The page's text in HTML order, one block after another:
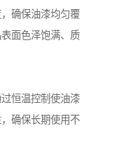
确保油漆均匀覆
面色泽饱满、质
恒温控制使油漆
确保长期使用不